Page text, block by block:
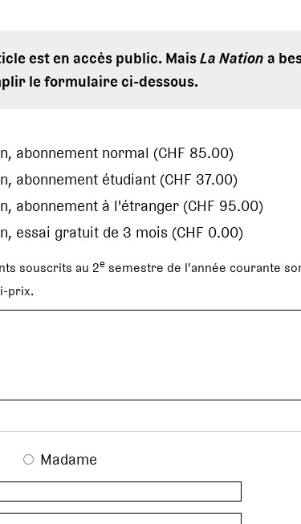
est en accès public. MaisLa Nationa
le formulaire ci-dessous.
abonnement normal (CHF 85.00)
abonnement étudiant (CHF 37.00)
abonnement à l'étranger (CHF 95.00)
essai gratuit de 3 mois (CHF 0.00)
souscrits au 2e semestre de l'année courante
prix.
Madame